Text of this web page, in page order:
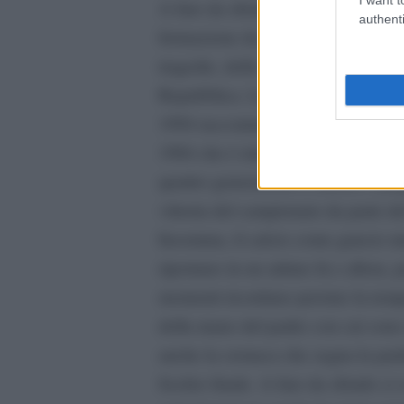
A fare da sfondo alle storie ci
Repubblica. La vittoria
1994 raccontano il Paese, ma
1964 che è rimasto un perno
quattro generazioni (l’autrice è